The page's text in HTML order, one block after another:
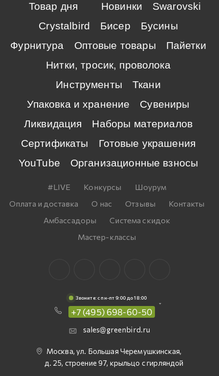
Товар дня Новинки
Swarovski
Crystalbird
Бисер
Бусины
Фурнитура
Оптовые товары
Пайетки
Нитки, тросик, проволока
Инструменты
Ткани
Упаковка и хранение
Сувениры
Ликвидация
Наборы материалов
Сертификаты
Готовые украшения
YouTube
Организационные взносы
#LIVE Конкурсы
Шоурум
Оплата и доставка
О нас Отзывы
Контакты
Амбассадоры
Система скидок
Мастер-классы
Звоните: c пн-пт 9:00 до 18:00
+7 (495) 698-60-50
sales@greenbird.ru
Москва, ул. Большая Черемушкинская,
д. 25, строение 97, крыльцо с гирляндой